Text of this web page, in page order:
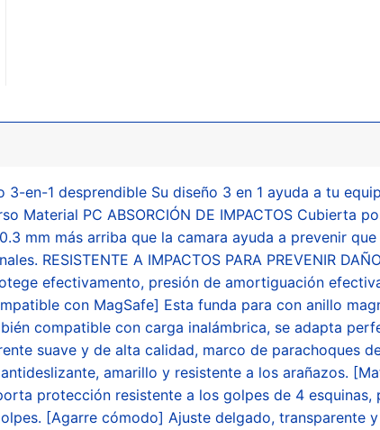
3-en-1 desprendible Su diseño 3 en 1 ayuda a tu
Material PC ABSORCIÓN DE IMPACTOS Cubierta
0.3 mm más arriba que la camara ayuda a prevenir
RESISTENTE A IMPACTOS PARA PREVENIR
efectivamento, presión de amortiguación
con MagSafe] Esta funda para con anillo
compatible con carga inalámbrica, se adapta
suave y de alta calidad, marco de parachoques
amarillo y resistente a los arañazos.
protección resistente a los golpes de 4
[Agarre cómodo] Ajuste delgado, transparente